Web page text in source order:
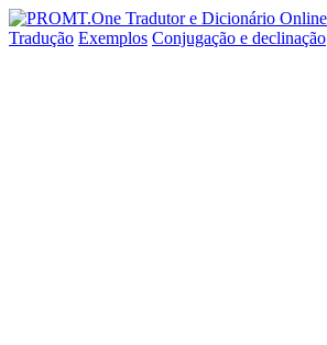
Tradução Exemplos Conjugação e declinação